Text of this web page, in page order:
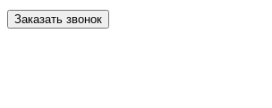
Заказать звонок